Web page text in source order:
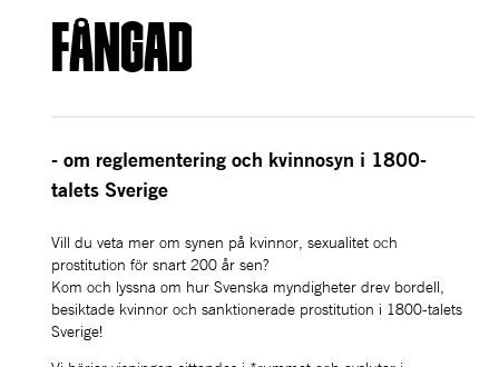
fÅNGAD
- om reglementering och kvinnosyn i 1800-
talets Sverige
Vill du veta mer om synen på kvinnor, sexualitet och
prostitution för snart 200 år sen?
Kom och lyssna om hur Svenska myndigheter drev bordell,
besiktade kvinnor och sanktionerade prostitution i 1800-talets
Sverige!